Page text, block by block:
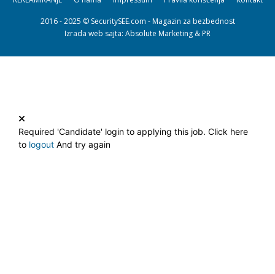
2016 - 2025 © SecuritySEE.com - Magazin za bezbednost
Izrada web sajta: Absolute Marketing & PR
Required 'Candidate' login to applying this job. Click here
to logout And try again